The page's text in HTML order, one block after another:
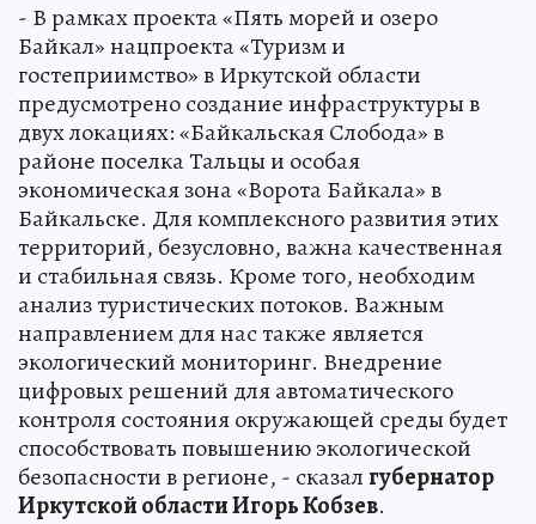
- В рамках проекта «Пять морей и озеро
Байкал» нацпроекта «Туризм и
гостеприимство» в Иркутской области
предусмотрено создание инфраструктуры в
двух локациях: «Байкальская Слобода» в
районе поселка Тальцы и особая
экономическая зона «Ворота Байкала» в
Байкальске. Для комплексного развития этих
территорий, безусловно, важна качественная
и стабильная связь. Кроме того, необходим
анализ туристических потоков. Важным
направлением для нас также является
экологический мониторинг. Внедрение
цифровых решений для автоматического
контроля состояния окружающей среды будет
способствовать повышению экологической
безопасности в регионе, - сказалгубернатор
Иркутской области Игорь Кобзев.